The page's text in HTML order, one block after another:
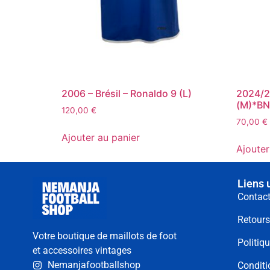
2006 – Brésil – Ronaldo 9 (L)
120,00 €
Ajouter au panier
2024/
70,00 €
Votre boutique de maillots de foot
et accessoires vintages
Nemanjafootballshop
Liens
Contact